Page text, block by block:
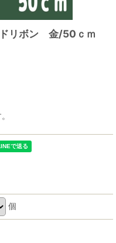
ドリボン 金/50ｃｍ
個